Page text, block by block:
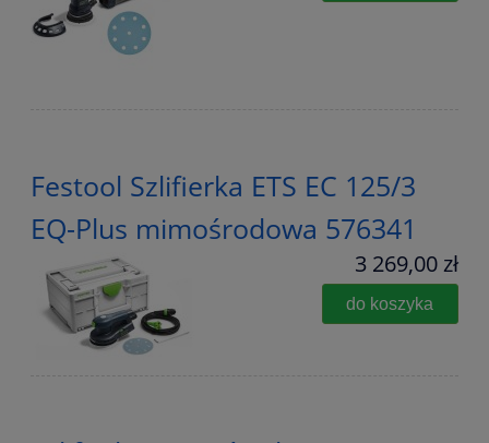
Festool Szlifierka ETS EC 125/3
EQ-Plus mimośrodowa 576341
3 269,00 zł
do koszyka